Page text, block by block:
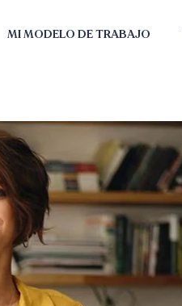
MI MODELO DE TRABAJO